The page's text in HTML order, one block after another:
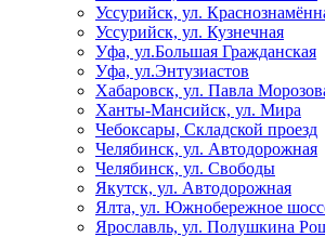
Уссурийск, ул.
Уссурийск, ул. Кузнечная
Уфа, ул.Большая Гражданская
Уфа, ул.Энтузиастов
Хабаровск, ул. Павла
Ханты-Мансийск, ул. Мира
Чебоксары, Складской проезд
Челябинск, ул. Автодорожная
Челябинск, ул. Свободы
Якутск, ул. Автодорожная
Ялта, ул. Южнобережное
Ярославль, ул. Полушкина